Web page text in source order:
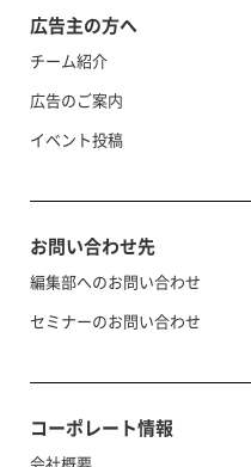
広告主の方へ
チーム紹介
広告のご案内
イベント投稿
お問い合わせ先
編集部へのお問い合わせ
セミナーのお問い合わせ
コーポレート情報